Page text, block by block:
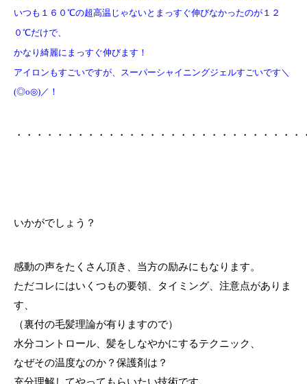
いつも１６０℃の超高温じゃないとまっすぐ伸びなかったのが１２
０℃だけで、
かなり綺麗にまっすぐ伸びます！
アイロンもすごいですが、スーパーシャイニングジェルすごいです＼
(◎o◎)／！
・・・・・・・・・・・・・・・・・・・・・・・・・・・
いかがでしょう？
感動の声をたくさん頂き、当方の励みにもなります。
ただコレにはいくつもの要領、タイミング、注意点がありま
す、
（裏付の毛髪理論が有りますので）
水分コントロール、髪をしなやかにするテクニック、
なぜその温度なのか？保護剤は？
充分理解してやってもらいたい技術です。